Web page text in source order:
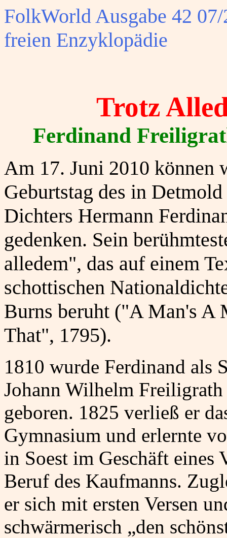
FolkWorldAusgabe 42
freien Enzyklopädie
Trotz
Ferdinand
Am 17. Juni 2010 können
Geburtstag des in Detmold
Dichters Hermann
gedenken. Sein
alledem", das auf einem
schottischen
Burns beruht ("A Man's A
That", 1795).
1810 wurde Ferdinand als
Johann Wilhelm
geboren. 1825 verließ er
Gymnasium und erlernte
in Soest im Geschäft eines
Beruf des Kaufmanns.
er sich mit ersten Versen
schwärmerisch „den